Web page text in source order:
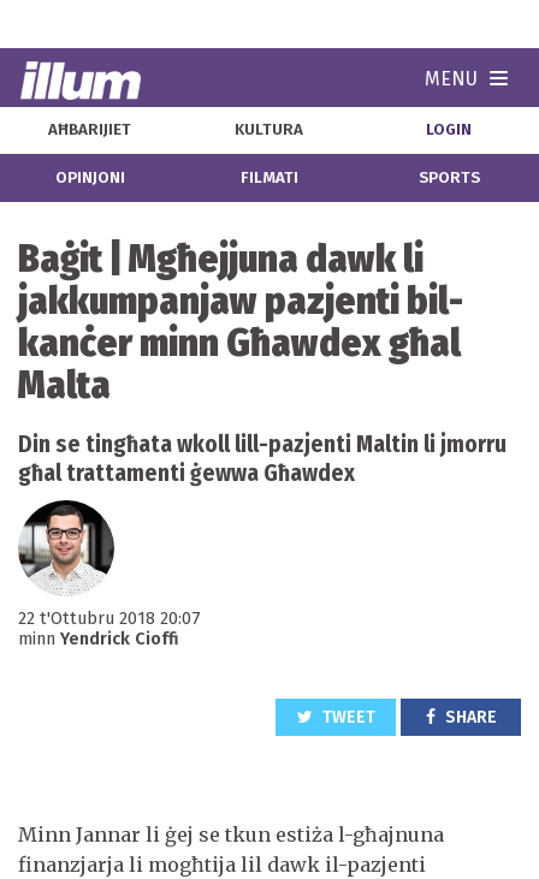
MENU
AĦBARIJIET KULTURA LOGIN
OPINJONI FILMATI SPORTS
Baġit | Mgħejjuna dawk li
jakkumpanjaw pazjenti bil-
kanċer minn Għawdex għal
Malta
Din se tingħata wkoll lill-pazjenti Maltin li jmorru
għal trattamenti ġewwa Għawdex
22 t'Ottubru 2018 20:07
minn Yendrick Cioffi
TWEET SHARE
Minn Jannar li ġej se tkun estiża l-għajnuna
finanzjarja li mogħtija lil dawk il-pazjenti